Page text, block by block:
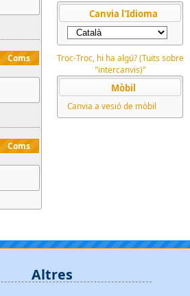
Coms
Coms
Canvia l'Idioma
Troc-Troc, hi ha algú? (Tuits sobre
"intercanvis)"
Mòbil
Canvia a vesió de mòbil
Altres